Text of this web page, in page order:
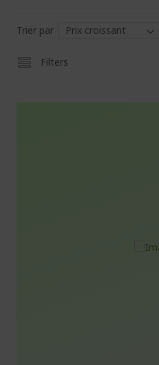
Trier par
Filters